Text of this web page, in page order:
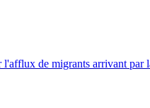
l'afflux de migrants arrivant par